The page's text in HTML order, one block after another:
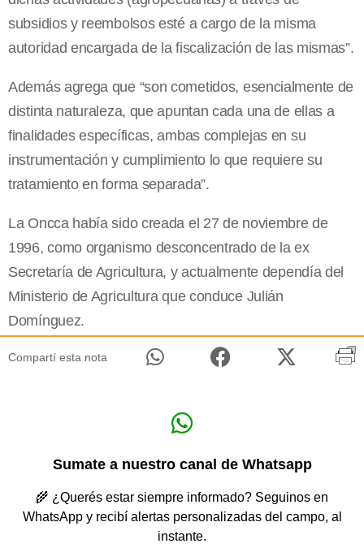
subsidios y reembolsos esté a cargo de la misma
autoridad encargada de la fiscalización de las mismas”.
Además agrega que “son cometidos, esencialmente de
distinta naturaleza, que apuntan cada una de ellas a
finalidades específicas, ambas complejas en su
instrumentación y cumplimiento lo que requiere su
tratamiento en forma separada”.
La Oncca había sido creada el 27 de noviembre de
1996, como organismo desconcentrado de la ex
Secretaría de Agricultura, y actualmente dependía del
Ministerio de Agricultura que conduce Julián
Domínguez.
Compartí esta nota
Sumate a nuestro canal de Whatsapp
🌾 ¿Querés estar siempre informado? Seguinos en
WhatsApp y recibí alertas personalizadas del campo, al
instante.